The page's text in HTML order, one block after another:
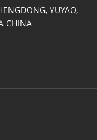
YUYAO,
CHINA